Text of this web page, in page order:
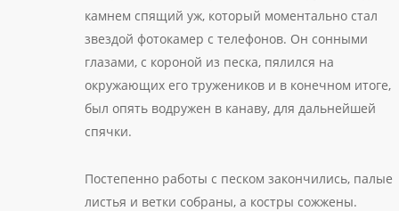
камнем спящий уж, который моментально стал
звездой фотокамер с телефонов. Он сонными
глазами, с короной из песка, пялился на
окружающих его тружеников и в конечном итоге,
был опять водружен в канаву, для дальнейшей
спячки.
Постепенно работы с песком закончились, палые
листья и ветки собраны, а костры сожжены.